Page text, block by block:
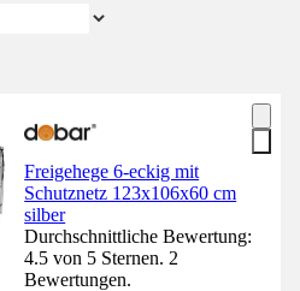
Freigehege 6-eckig mit
Schutznetz 123x106x60 cm
silber
Durchschnittliche Bewertung:
4.5 von 5 Sternen. 2
Bewertungen.